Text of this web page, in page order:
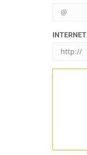
INTERNET